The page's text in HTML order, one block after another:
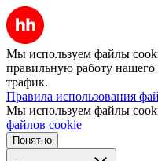
Мы используем файлы
правильную работу нашего
трафик.
Правила использования
Мы используем файлы
файлов cookie
Понятно